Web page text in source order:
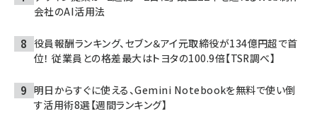
会社のAI活用法
役員報酬ランキング、セブン＆アイ元取締役が134億円超で首
位！ 従業員との格差最大はトヨタの100.9倍【TSR調べ】
明日からすぐに使える、Gemini Notebookを無料で使い倒
す活用術8選【週間ランキング】